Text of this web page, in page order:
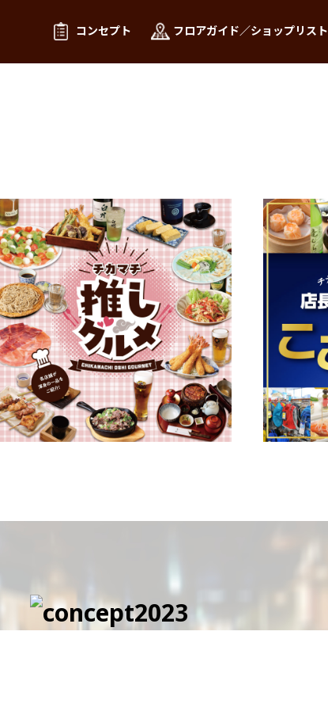
コンセプト フロアガイド／ショップリスト